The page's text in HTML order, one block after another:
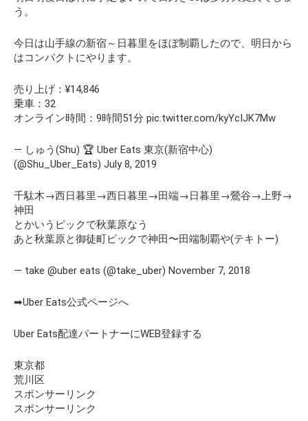
う。
今日は山手線の新宿～日暮里をほぼ制覇したので、明日から
はコンパクトにやります。
売り上げ：¥14,846
乗車：32
オンライン時間：9時間51分 pic.twitter.com/kyYcIJK7Mw
— しゅう(Shu) 🏆 Uber Eats 東京(新宿中心)
(@Shu_Uber_Eats) July 8, 2019
千駄木→西日暮里→西日暮里→田端→日暮里→鶯谷→上野→
神田
とかいうピックで秋葉原なう
あと秋葉原と御徒町ピックで神田〜田端制覇や(テキトー)
— take @uber eats (@take_uber) November 7, 2018
➡Uber Eats公式ページへ
Uber Eats配達パートナーにWEB登録する
東京都
荒川区
スポンサーリンク
スポンサーリンク